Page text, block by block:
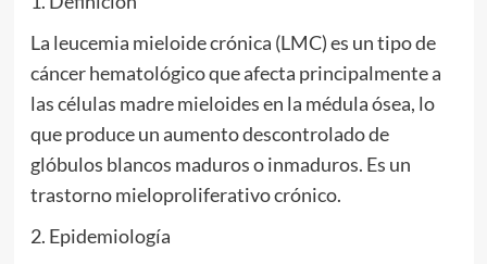
La leucemia mieloide crónica (LMC) es un tipo de
cáncer hematológico que afecta principalmente a
las células madre mieloides en la médula ósea, lo
que produce un aumento descontrolado de
glóbulos blancos maduros o inmaduros. Es un
trastorno mieloproliferativo crónico.
2. Epidemiología